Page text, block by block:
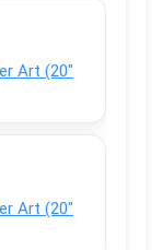
Art (20″
Art (20″